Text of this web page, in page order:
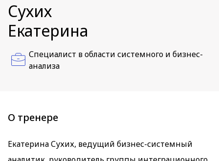
Сухих
Екатерина
Специалист в области системного и бизнес-
анализа
О тренере
Екатерина Сухих, ведущий бизнес-системный